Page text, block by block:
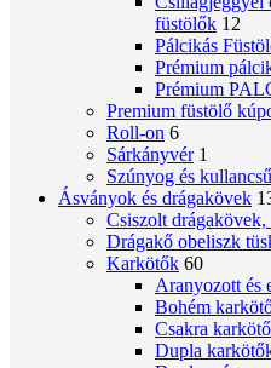
füstölők 12
Pálcikás
Prémium
Prémium
Premium füstölő
Roll-on 6
Sárkányvér 1
Szúnyog és
Ásványok és drágakövek
Csiszolt drágakövek,
Drágakő obeliszk
Karkötők 60
Aranyozott és
Bohém
Csakra
Dupla